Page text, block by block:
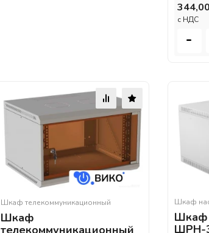
c НДС
-
Шкаф телекоммуникационный
Шкаф
Шкаф
Шкаф
ШРН-